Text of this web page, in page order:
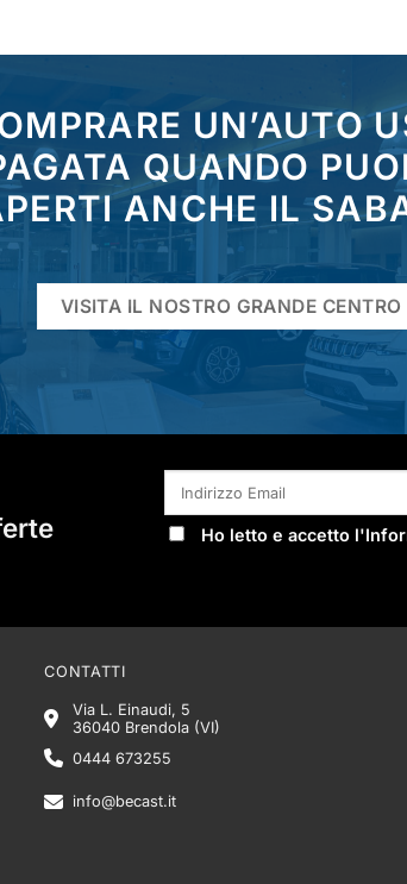
UN’AUTO
QUANDO
ANCHE IL
VISITA IL NOSTRO GRANDE CENTRO
Ho letto e accetto l'
CONTATTI
Via L. Einaudi, 5
36040 Brendola (VI)
0444 673255
info@becast.it